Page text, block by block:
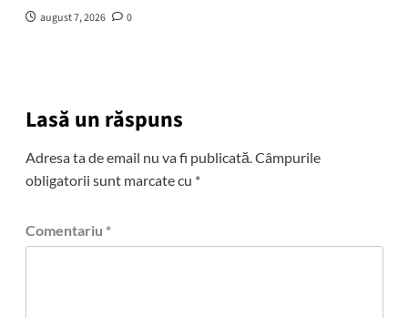
august 7, 2026 0
Lasă un răspuns
Adresa ta de email nu va fi publicată. Câmpurile
obligatorii sunt marcate cu *
Comentariu *